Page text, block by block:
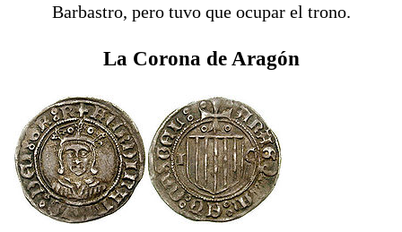
Barbastro, pero tuvo que ocupar el trono.
La Corona de Aragón